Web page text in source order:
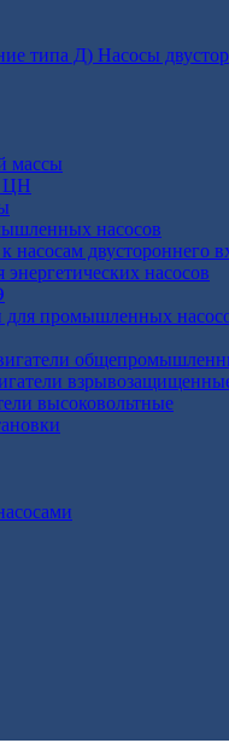
Насосы
массы
ЦН
насосов
насосам двустороннего
энергетических насосов
для промышленных
высоковольтные